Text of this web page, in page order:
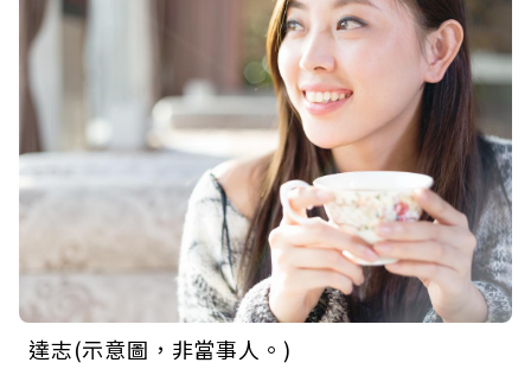
達志(示意圖，非當事人。)